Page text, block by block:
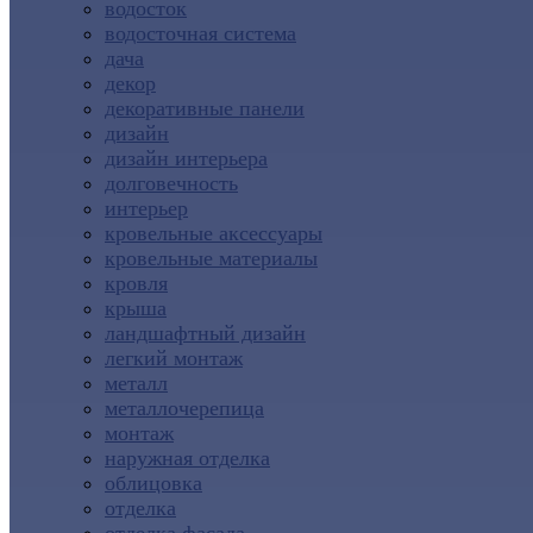
водосток
водосточная система
дача
декор
декоративные панели
дизайн
дизайн интерьера
долговечность
интерьер
кровельные аксессуары
кровельные материалы
кровля
крыша
ландшафтный дизайн
легкий монтаж
металл
металлочерепица
монтаж
наружная отделка
облицовка
отделка